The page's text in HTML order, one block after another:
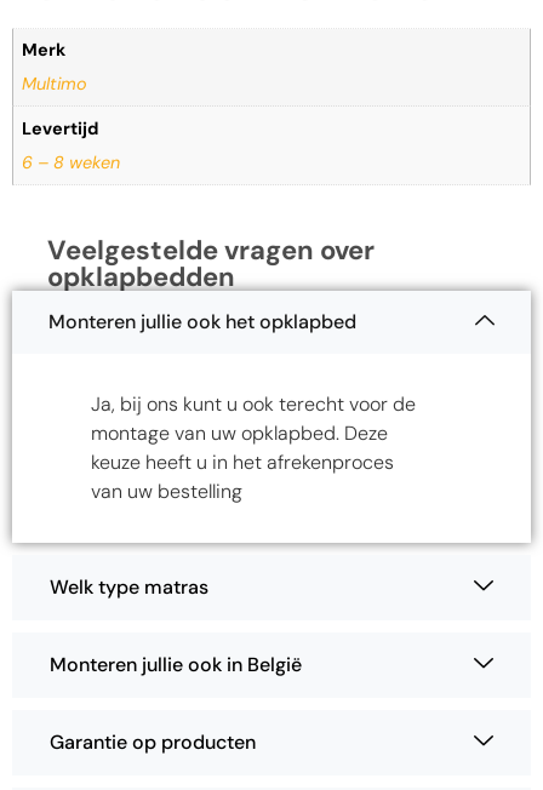
Merk
Multimo
Levertijd
6 – 8 weken
Veelgestelde vragen over
opklapbedden
Monteren jullie ook het opklapbed
Ja, bij ons kunt u ook terecht voor de
montage van uw opklapbed. Deze
keuze heeft u in het afrekenproces
van uw bestelling
Welk type matras
Monteren jullie ook in België
Garantie op producten